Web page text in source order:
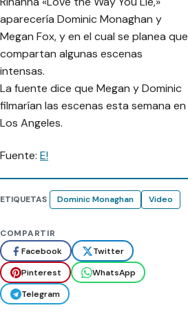
aparecería Dominic Monaghan y
Megan Fox, y en el cual se planea que
compartan algunas escenas
intensas.
La fuente dice que Megan y Dominic
filmarían las escenas esta semana en
Los Angeles.
Fuente: E!
ETIQUETAS Dominic Monaghan Video
COMPARTIR
Facebook
Twitter
Pinterest
WhatsApp
Telegram